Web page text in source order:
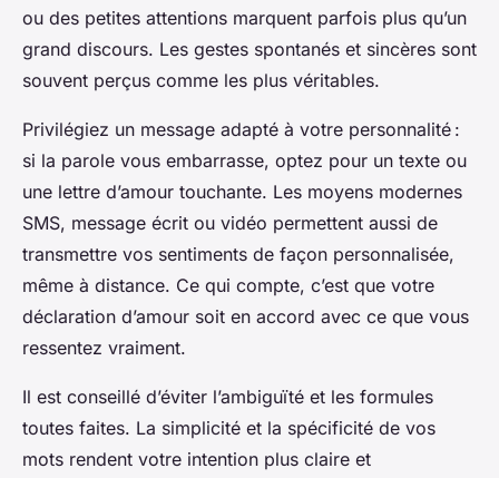
ou des petites attentions marquent parfois plus qu’un
grand discours. Les gestes spontanés et sincères sont
souvent perçus comme les plus véritables.
Privilégiez un message adapté à votre personnalité :
si la parole vous embarrasse, optez pour un texte ou
une lettre d’amour touchante. Les moyens modernes
SMS, message écrit ou vidéo permettent aussi de
transmettre vos sentiments de façon personnalisée,
même à distance. Ce qui compte, c’est que votre
déclaration d’amour soit en accord avec ce que vous
ressentez vraiment.
Il est conseillé d’éviter l’ambiguïté et les formules
toutes faites. La simplicité et la spécificité de vos
mots rendent votre intention plus claire et